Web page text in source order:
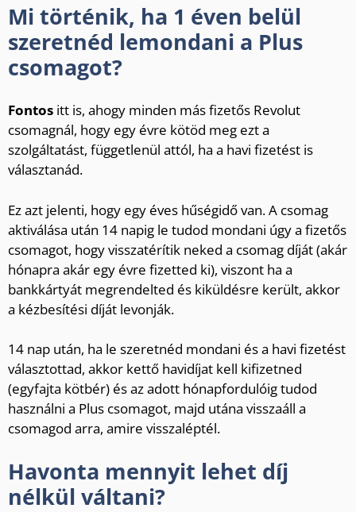
Mi történik, ha 1 éven belül
szeretnéd lemondani a Plus
csomagot?
Fontos itt is, ahogy minden más fizetős Revolut
csomagnál, hogy egy évre kötöd meg ezt a
szolgáltatást, függetlenül attól, ha a havi fizetést is
választanád.
Ez azt jelenti, hogy egy éves hűségidő van. A csomag
aktiválása után 14 napig le tudod mondani úgy a fizetős
csomagot, hogy visszatérítik neked a csomag díját (akár
hónapra akár egy évre fizetted ki), viszont ha a
bankkártyát megrendelted és kiküldésre került, akkor
a kézbesítési díját levonják.
14 nap után, ha le szeretnéd mondani és a havi fizetést
választottad, akkor kettő havidíjat kell kifizetned
(egyfajta kötbér) és az adott hónapfordulóig tudod
használni a Plus csomagot, majd utána visszaáll a
csomagod arra, amire visszaléptél.
Havonta mennyit lehet díj
nélkül váltani?